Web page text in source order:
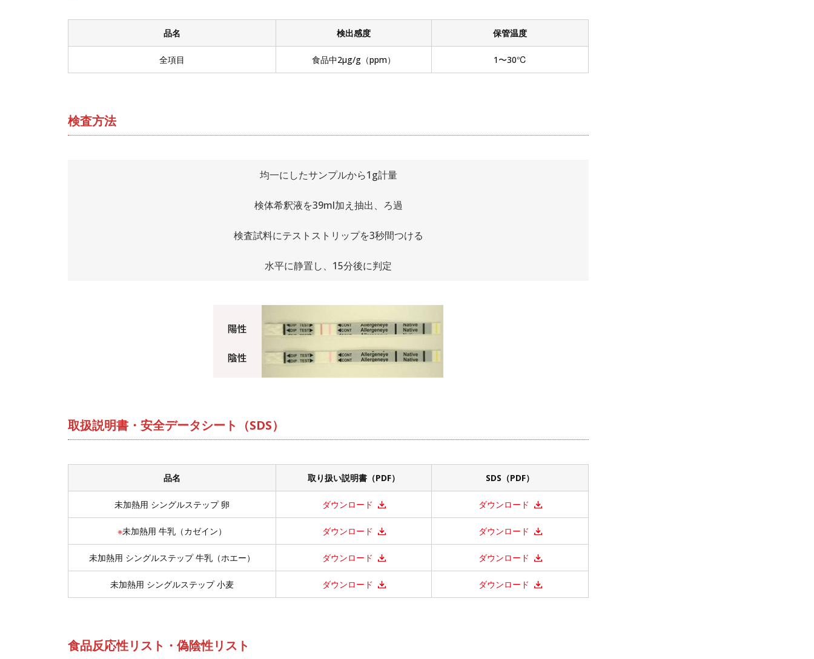
品名 検出感度 保管温度
全項目 ⾷品中2μg/g（ppm） 1〜30℃
検査方法
均一にしたサンプルから1g計量
検体希釈液を39ml加え抽出、ろ過
検査試料にテストストリップを3秒間つける
水平に静置し、15分後に判定
取扱説明書・安全データシート（SDS）
品名 取り扱い説明書（PDF） SDS（PDF）
未加熱用 シングルステップ 卵 ダウンロード ダウンロード
※未加熱用 牛乳（カゼイン） ダウンロード ダウンロード
未加熱用 シングルステップ 牛乳（ホエー） ダウンロード ダウンロード
未加熱用 シングルステップ 小麦 ダウンロード ダウンロード
食品反応性リスト・偽陰性リスト